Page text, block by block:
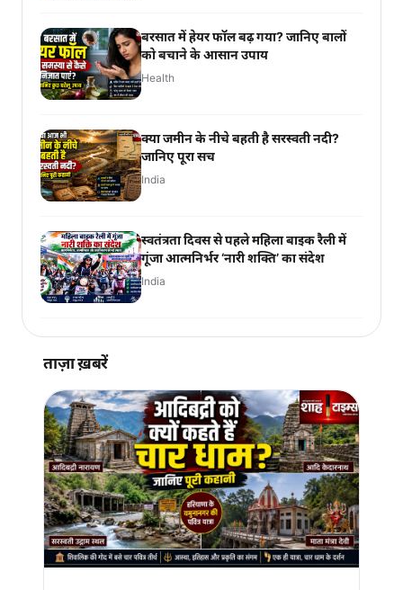
बरसात में हेयर फॉल बढ़ गया? जानिए बालों
को बचाने के आसान उपाय
Health
क्या जमीन के नीचे बहती है सरस्वती नदी?
जानिए पूरा सच
India
स्वतंत्रता दिवस से पहले महिला बाइक रैली में
गूंजा आत्मनिर्भर ‘नारी शक्ति’ का संदेश
India
ताज़ा ख़बरें